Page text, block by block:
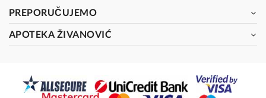
PREPORUČUJEMO
APOTEKA ŽIVANOVIĆ